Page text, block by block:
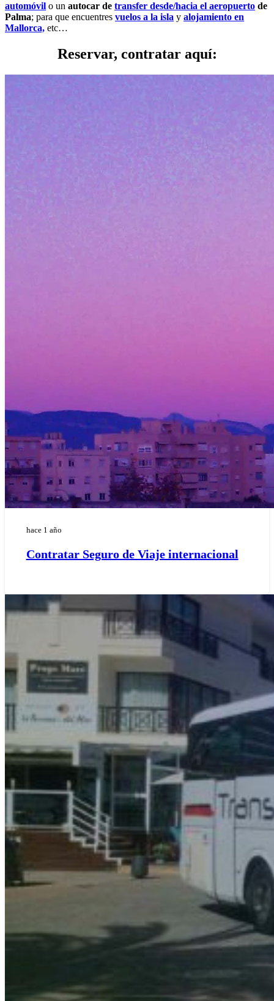
automóvil o un autocar de transfer desde/hacia el aeropuerto de
Palma; para que encuentres vuelos a la isla y alojamiento en
Mallorca, etc…
Reservar, contratar aquí:
hace 1 año
Contratar Seguro de Viaje internacional